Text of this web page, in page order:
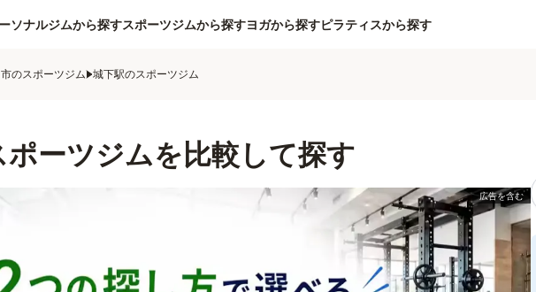
ソナルジムから探すスポーツジムから探すヨガから探すピラティスから探す
のスポーツジム 城下駅のスポーツジム
ーツジムを比較して探す